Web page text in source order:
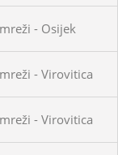
- Osijek
- Virovitica
- Virovitica